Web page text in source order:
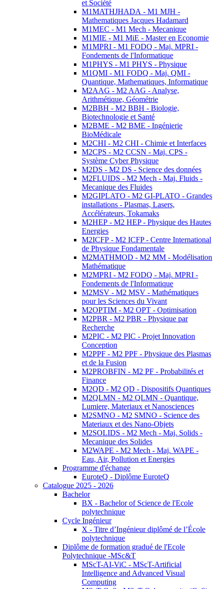
et Société
M1MATHJHADA - M1 MJH -
Mathematiques Jacques Hadamard
M1MEC - M1 Mech - Mecanique
M1MIE - M1 MiE - Master en Economie
M1MPRI - M1 FODQ - Maj. MPRI -
Fondements de l'Informatique
M1PHYS - M1 PHYS - Physique
M1QMI - M1 FODQ - Maj. QMI -
Quantique, Mathematiques, Informatique
M2AAG - M2 AAG - Analyse,
Arithmétique, Géométrie
M2BBH - M2 BBH - Biologie,
Biotechnologie et Santé
M2BME - M2 BME - Ingénierie
BioMédicale
M2CHI - M2 CHI - Chimie et Interfaces
M2CPS - M2 CCSN - Maj. CPS -
Système Cyber Physique
M2DS - M2 DS - Science des données
M2FLUIDS - M2 Mech - Maj. Fluids -
Mecanique des Fluides
M2GIPLATO - M2 GI-PLATO - Grandes
installations - Plasmas, Lasers,
Accélérateurs, Tokamaks
M2HEP - M2 HEP - Physique des Hautes
Energies
M2ICFP - M2 ICFP - Centre International
de Physique Fondamentale
M2MATHMOD - M2 MM - Modélisation
Mathématique
M2MPRI - M2 FODQ - Maj. MPRI -
Fondements de l'Informatique
M2MSV - M2 MSV - Mathématiques
pour les Sciences du Vivant
M2OPTIM - M2 OPT - Optimisation
M2PBR - M2 PBR - Physique par
Recherche
M2PIC - M2 PIC - Projet Innovation
Conception
M2PPF - M2 PPF - Physique des Plasmas
et de la Fusion
M2PROBFIN - M2 PF - Probabilités et
Finance
M2QD - M2 QD - Dispositifs Quantiques
M2QLMN - M2 QLMN - Quantique,
Lumiere, Materiaux et Nanosciences
M2SMNO - M2 SMNO - Science des
Materiaux et des Nano-Objets
M2SOLIDS - M2 Mech - Maj. Solids -
Mecanique des Solides
M2WAPE - M2 Mech - Maj. WAPE -
Eau, Air, Pollution et Energies
Programme d'échange
EuroteQ - Diplôme EuroteQ
Catalogue 2025 - 2026
Bachelor
BX - Bachelor of Science de l'Ecole
polytechnique
Cycle Ingénieur
X - Titre d’Ingénieur diplômé de l’École
polytechnique
Diplôme de formation gradué de l'Ecole
Polytechnique -MSc&T
MScT-AI-ViC - MScT-Artificial
Intelligence and Advanced Visual
Computing